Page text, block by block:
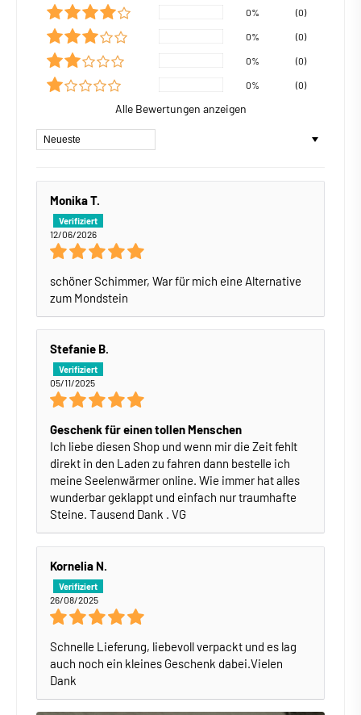
0% (0)
0% (0)
0% (0)
0% (0)
Alle Bewertungen anzeigen
Sort by
Monika T.
12/06/2026
schöner Schimmer, War für mich eine Alternative
zum Mondstein
Stefanie B.
05/11/2025
Geschenk für einen tollen Menschen
Ich liebe diesen Shop und wenn mir die Zeit fehlt
direkt in den Laden zu fahren dann bestelle ich
meine Seelenwärmer online. Wie immer hat alles
wunderbar geklappt und einfach nur traumhafte
Steine. Tausend Dank . VG
Kornelia N.
26/08/2025
Schnelle Lieferung, liebevoll verpackt und es lag
auch noch ein kleines Geschenk dabei.Vielen
Dank